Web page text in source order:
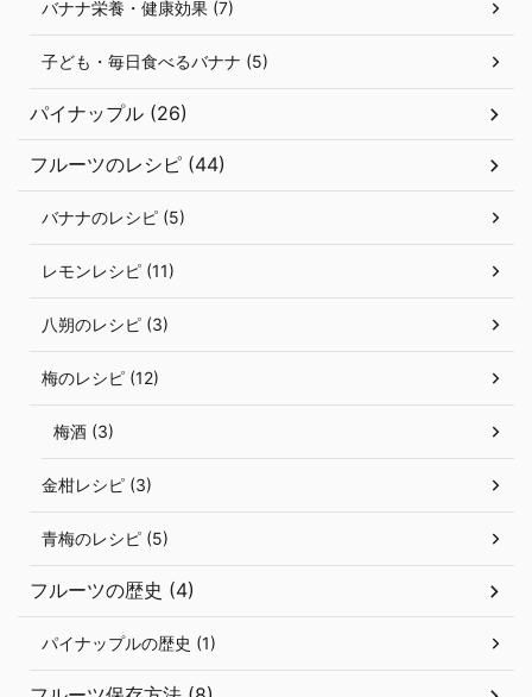
バナナ栄養・健康効果 (7)
子ども・毎日食べるバナナ (5)
パイナップル (26)
フルーツのレシピ (44)
バナナのレシピ (5)
レモンレシピ (11)
八朔のレシピ (3)
梅のレシピ (12)
梅酒 (3)
金柑レシピ (3)
青梅のレシピ (5)
フルーツの歴史 (4)
パイナップルの歴史 (1)